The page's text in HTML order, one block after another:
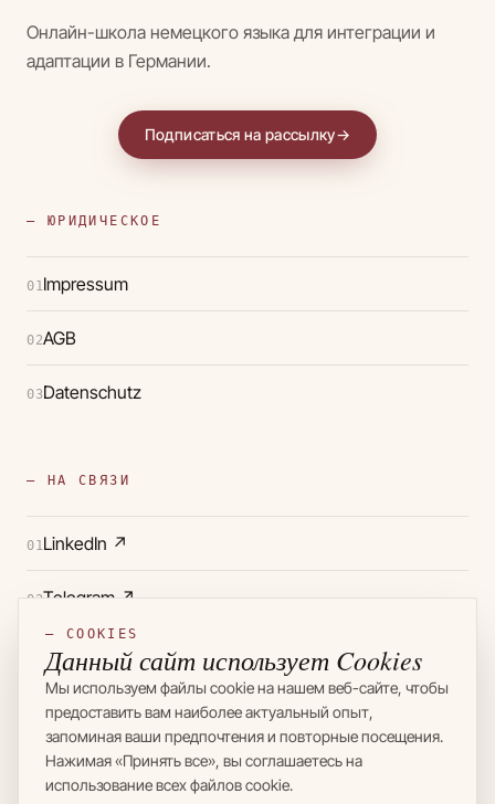
Онлайн-школа немецкого языка для интеграции и
адаптации в Германии.
Подписаться на рассылку→
— ЮРИДИЧЕСКОЕ
01Impressum
02AGB
03Datenschutz
— НА СВЯЗИ
01LinkedIn ↗
02Telegram ↗
Instagram↗
© 2024 — 2026 SASCHA & DEUTSCH
— COOKIES
Данный сайт использует Cookies
Мы используем файлы cookie на нашем веб-сайте, чтобы
предоставить вам наиболее актуальный опыт,
запоминая ваши предпочтения и повторные посещения.
Нажимая «Принять все», вы соглашаетесь на
использование всех файлов cookie.